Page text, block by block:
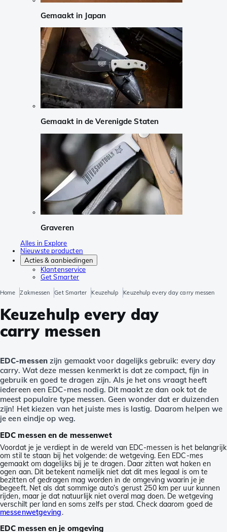
Gemaakt in Japan
Gemaakt in de Verenigde Staten
Graveren
Alles in Explore
Nieuwste producten
Acties & aanbiedingen
Klantenservice
Get Smarter
Home Zakmessen Get Smarter Keuzehulp Keuzehulp every day carry messen
Keuzehulp every day
carry messen
EDC-messen zijn gemaakt voor dagelijks gebruik: every day
carry. Wat deze messen kenmerkt is dat ze compact, fijn in
gebruik en goed te dragen zijn. Als je het ons vraagt heeft
iedereen een EDC-mes nodig. Dit maakt ze dan ook tot de
meest populaire type messen. Geen wonder dat er duizenden
zijn! Het kiezen van het juiste mes is lastig. Daarom helpen we
je een eindje op weg.
EDC messen en de messenwet
Voordat je je verdiept in de wereld van EDC-messen is het belangrijk
om stil te staan bij het volgende: de wetgeving. Een EDC-mes
gemaakt om dagelijks bij je te dragen. Daar zitten wat haken en
ogen aan. Dit betekent namelijk niet dat dit mes legaal is om te
bezitten of gedragen mag worden in de omgeving waarin je je
begeeft. Net als dat sommige auto’s gerust 250 km per uur kunnen
rijden, maar je dat natuurlijk niet overal mag doen. De wetgeving
verschilt per land en soms zelfs per stad. Check daarom goed de
messenwetgeving.
EDC messen en je omgeving